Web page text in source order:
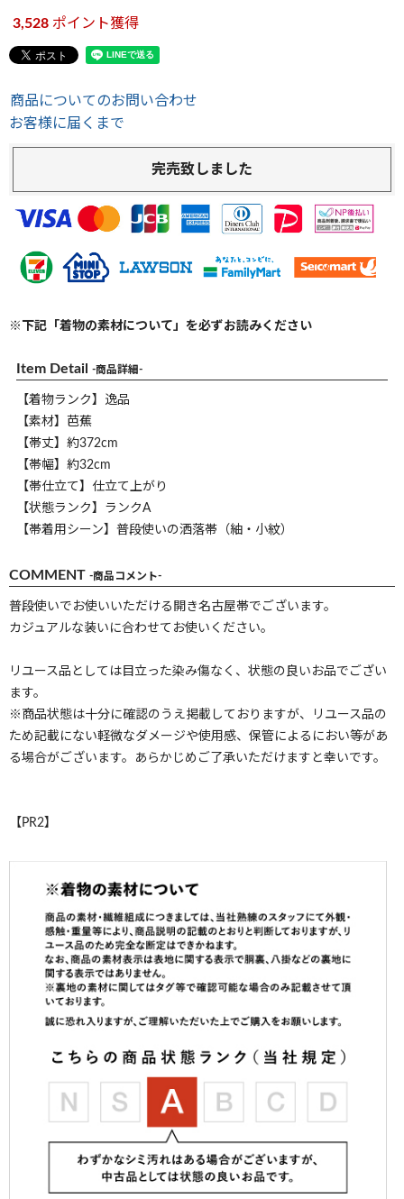
3,528 ポイント獲得
商品についてのお問い合わせ
お客様に届くまで
完売致しました
※下記「着物の素材について」を必ずお読みください
Item Detail -商品詳細-
【着物ランク】逸品
【素材】芭蕉
【帯丈】約372cm
【帯幅】約32cm
【帯仕立て】仕立て上がり
【状態ランク】ランクA
【帯着用シーン】普段使いの洒落帯（紬・小紋）
COMMENT -商品コメント-
普段使いでお使いいただける開き名古屋帯でございます。
カジュアルな装いに合わせてお使いください。
リユース品としては目立った染み傷なく、状態の良いお品でござい
ます。
※商品状態は十分に確認のうえ掲載しておりますが、リユース品の
ため記載にない軽微なダメージや使用感、保管によるにおい等があ
る場合がございます。あらかじめご了承いただけますと幸いです。
【PR2】